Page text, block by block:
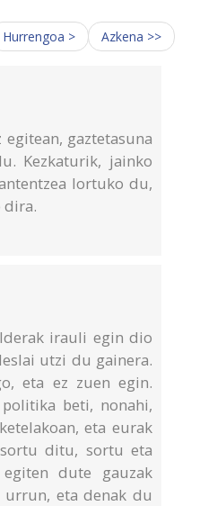
Hurrengoa > Azkena >>
gaztetasuna
Kezkaturik, jainko
lortuko du,
dira.
irauli egin dio
utzi du gainera.
eta ez zuen egin.
beti, nonahi,
eta eurak
ditu, sortu eta
dute gauzak
urrun, eta denak du